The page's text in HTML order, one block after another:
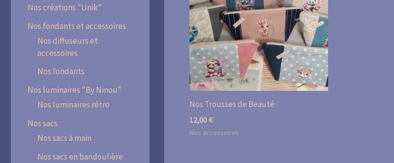
Nos créations "Unik"
Nos fondants et accessoires
Nos diffuseurs et
accessoires
Nos fondants
Nos luminaires "By Ninou"
Nos luminaires rétro
Nos sacs
Nos sacs à main
Nos sacs en bandoulière
Nos Trousses de Beauté
12,00 €
Nos accessoires